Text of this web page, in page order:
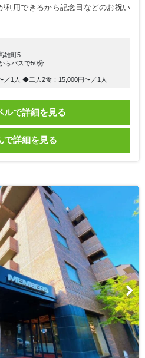
利用できるから記念日などのお祝い
雄町5
らバスで50分
1人 ◆二人2食：15,000円〜／1人
ルで詳細を見る
で詳細を見る